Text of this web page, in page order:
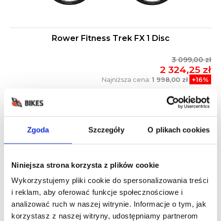
Zgoda Szczegóły O plikach cookies
Niniejsza strona korzysta z plików cookie
Wykorzystujemy pliki cookie do spersonalizowania treści
i reklam, aby oferować funkcje społecznościowe i
analizować ruch w naszej witrynie. Informacje o tym, jak
korzystasz z naszej witryny, udostępniamy partnerom
Rower Fitness Trek FX 1 Disc
3 099,00 zł
2 324,25 zł
Najniższa cena: 1 998,00 zł +16%
WYPRZEDAŻ!